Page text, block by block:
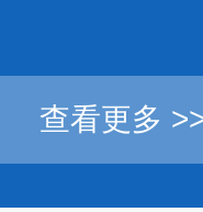
查看更多